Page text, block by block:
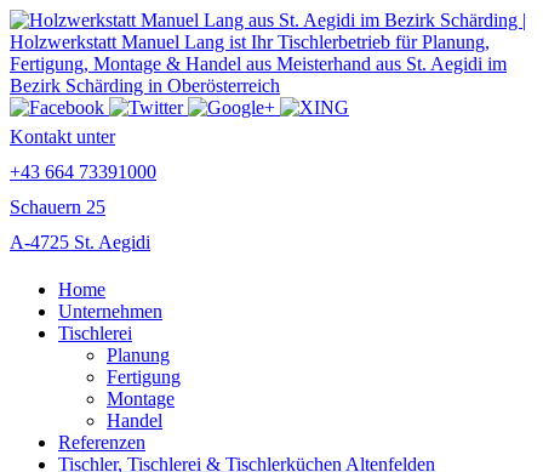
Kontakt unter
+43 664 73391000
Schauern 25
A-4725 St. Aegidi
Home
Unternehmen
Tischlerei
Planung
Fertigung
Montage
Handel
Referenzen
Tischler, Tischlerei & Tischlerküchen Altenfelden